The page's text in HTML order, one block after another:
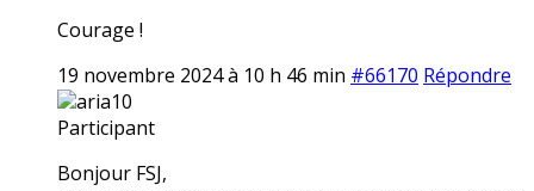
Courage !
19 novembre 2024 à 10 h 46 min #66170 Répondre
aria10
Participant
Bonjour FSJ,